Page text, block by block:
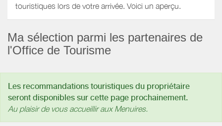
touristiques lors de votre arrivée. Voici un aperçu.
Ma sélection parmi les partenaires de
l'Office de Tourisme
Les recommandations touristiques du propriétaire
seront disponibles sur cette page prochainement.
Au plaisir de vous accueillir aux Menuires.